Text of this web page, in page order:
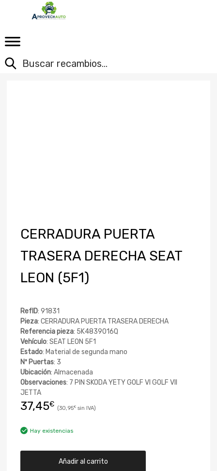
CERRADURA PUERTA
TRASERA DERECHA SEAT
LEON (5F1)
RefID: 91831
Pieza: CERRADURA PUERTA TRASERA DERECHA
Referencia pieza: 5K4839016Q
Vehículo: SEAT LEON 5F1
Estado: Material de segunda mano
Nº Puertas: 3
Ubicación: Almacenada
Observaciones: 7 PIN SKODA YETY GOLF VI GOLF VII
JETTA
37,45€ 30,95€
Hay existencias
Añadir al carrito